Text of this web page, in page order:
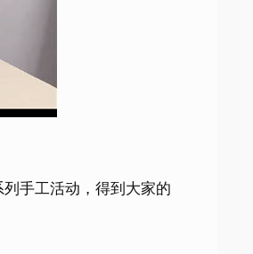
手工活动，得到大家的